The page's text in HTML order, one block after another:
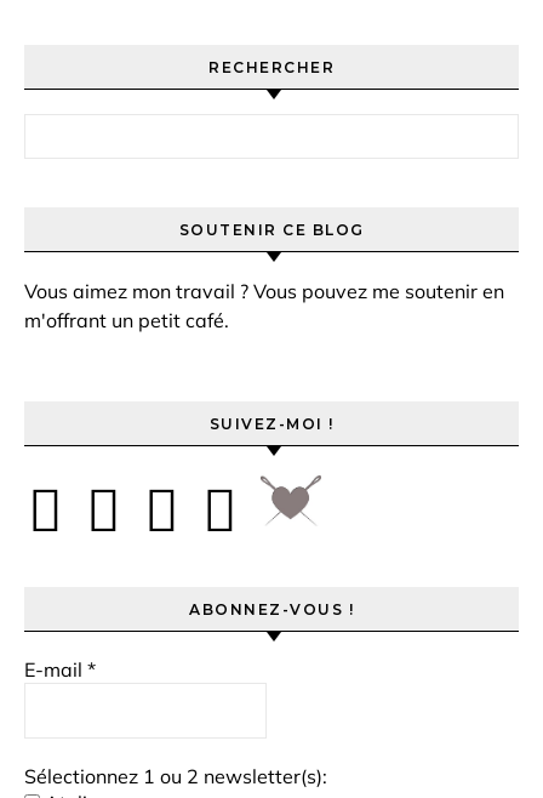
RECHERCHER
SOUTENIR CE BLOG
Vous aimez mon travail ? Vous pouvez me soutenir en
m'offrant un petit café.
SUIVEZ-MOI !
ABONNEZ-VOUS !
E-mail *
Sélectionnez 1 ou 2 newsletter(s):